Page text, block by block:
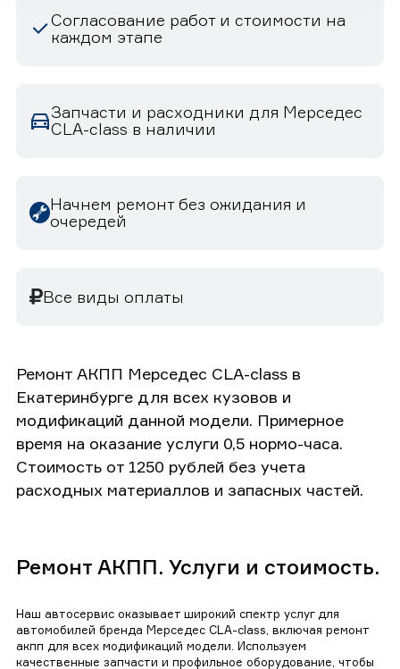
Согласование работ и стоимости на
каждом этапе
Запчасти и расходники для Мерседес
CLA-class в наличии
Начнем ремонт без ожидания и
очередей
Все виды оплаты
Ремонт АКПП Мерседес CLA-class в
Екатеринбурге для всех кузовов и
модификаций данной модели. Примерное
время на оказание услуги 0,5 нормо-часа.
Стоимость от 1250 рублей без учета
расходных материаллов и запасных частей.
Ремонт АКПП. Услуги и стоимость.
Наш автосервис оказывает широкий спектр услуг для
автомобилей бренда Мерседес CLA-class, включая ремонт
акпп для всех модификаций модели. Используем
качественные запчасти и профильное оборудование, чтобы